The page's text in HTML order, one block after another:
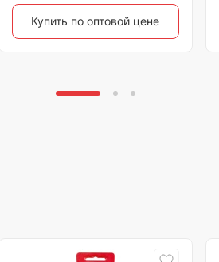
Купить по оптовой цене